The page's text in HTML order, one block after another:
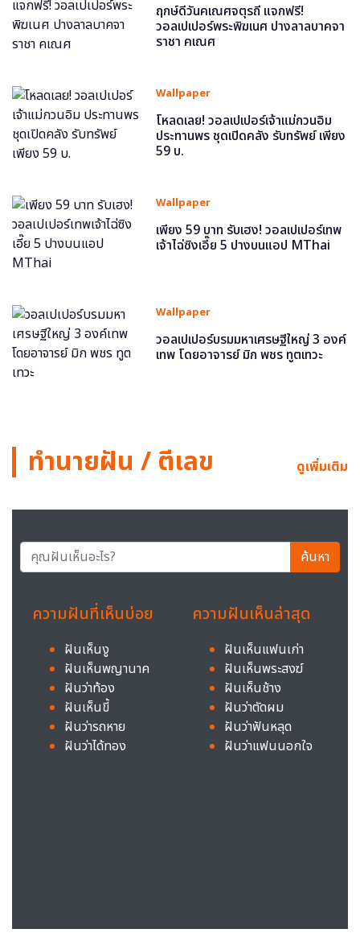
ฤกษ์ดีวันคเณศจตุรถี แจกฟรี!
วอลเปเปอร์พระพิฆเนศ ปางลาลบาคจา
ราชา คเณศ
Wallpaper
โหลดเลย! วอลเปเปอร์เจ้าแม่กวนอิม
ประทานพร ชุดเปิดคลัง รับทรัพย์ เพียง
59 บ.
Wallpaper
เพียง 59 บาท รับเฮง! วอลเปเปอร์เทพ
เจ้าไฉ่ซิงเอี๊ย 5 ปางบนแอป MThai
Wallpaper
วอลเปเปอร์บรมมหาเศรษฐีใหญ่ 3 องค์
เทพ โดยอาจารย์ มิก พชร ทูตเทวะ
ทำนายฝัน / ตีเลข ดูเพิ่มเติม
ค้นหา
ความฝันที่เห็นบ่อย
ฝันเห็นงู
ฝันเห็นพญานาค
ฝันว่าท้อง
ฝันเห็นขี้
ฝันว่ารถหาย
ฝันว่าได้ทอง
ความฝันเห็นล่าสุด
ฝันเห็นแฟนเก่า
ฝันเห็นพระสงฆ์
ฝันเห็นช้าง
ฝันว่าตัดผม
ฝันว่าฟันหลุด
ฝันว่าแฟนนอกใจ